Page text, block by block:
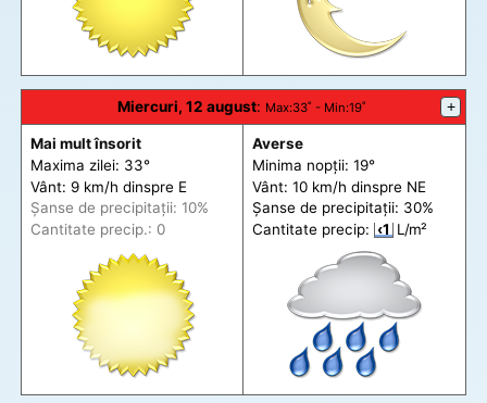
Miercuri, 12 august: Max:33˚ - Min:19˚ +
Mai mult însorit
Maxima zilei: 33°
Vânt: 9 km/h dinspre E
Șanse de precipitații: 10%
Cantitate precip.: 0
Averse
Minima nopții: 19°
Vânt: 10 km/h dinspre NE
Șanse de precipitații: 30%
Cantitate precip: ‹1 L/m²